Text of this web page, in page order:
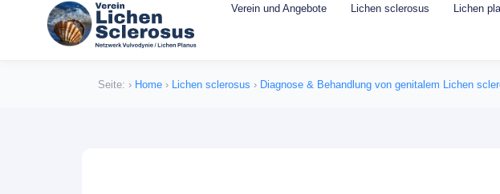
Verein und Angebote Lichen sclerosus Lichen
Seite: › Home › Lichen sclerosus › Diagnose & Behandlung von genitalem Lichen